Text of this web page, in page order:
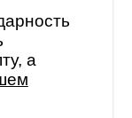
а